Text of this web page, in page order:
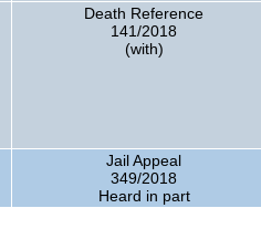
Death Reference
141/2018
(with)
Jail Appeal
349/2018
Heard in part